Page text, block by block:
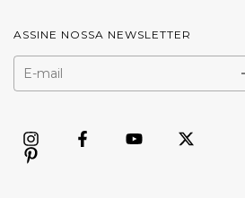
ASSINE NOSSA NEWSLETTER